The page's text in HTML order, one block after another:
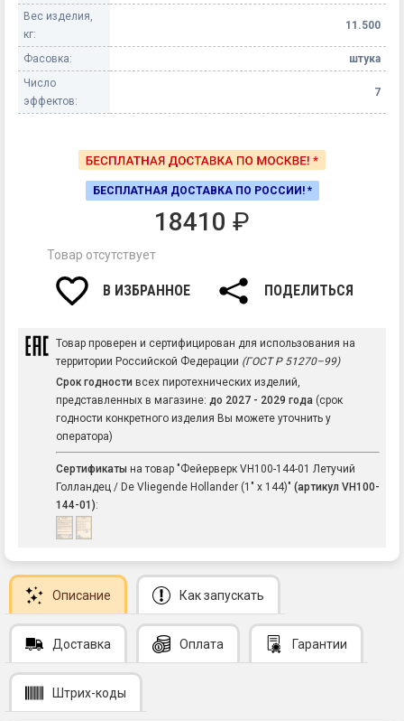
Вес изделия,
кг:
11.500
Фасовка:
штука
Число
эффектов:
7
БЕСПЛАТНАЯ ДОСТАВКА ПО РОССИИ! *
18410 ₽
Товар отсутствует
В ИЗБРАННОЕ ПОДЕЛИТЬСЯ
Товар проверен и сертифицирован для использования на
территории Российской Федерации (ГОСТ Р 51270–99)
Срок годности всех пиротехнических изделий,
представленных в магазине: до 2027 - 2029 года (срок
годности конкретного изделия Вы можете уточнить у
оператора)
Сертификаты на товар "Фейерверк VH100-144-01 Летучий
Голландец / De Vliegende Hollander (1" х 144)" (артикул VH100-
144-01):
Описание Как запускать
Доставка Оплата Гарантии
Штрих-коды